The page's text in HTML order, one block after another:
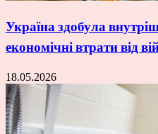
Україна здобула
економічні втрати від
18.05.2026